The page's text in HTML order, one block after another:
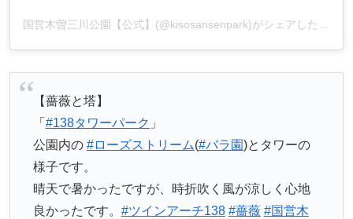
【薔薇と塔】
「 #138タワーパーク 」
公園内の #ローズストリーム(#バラ園)とタワーの
様子です。
晴天で暑かったですが、時折吹く風が涼しく心地
良かったです。 #ツインアーチ138 #薔薇 #国営木